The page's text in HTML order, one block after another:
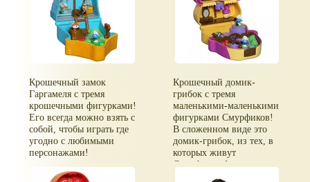
смурфов.
Крошечный замок
Гаргамеля с тремя
крошечными фигурками!
Его всегда можно взять с
собой, чтобы играть где
угодно с любимыми
персонажами!
В сложенном виде - это
Крошечный домик-
грибок с тремя
маленькими-маленькими
фигурками Смурфиков!
В сложенном виде это
домик-грибок, из тех, в
которых живут
Смурфики. А если его